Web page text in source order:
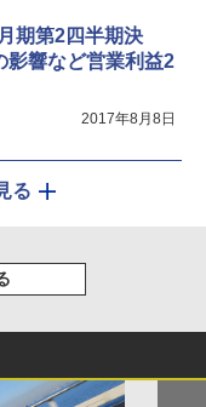
期第2四半期決
影響など営業利益2
2017年8月8日
る